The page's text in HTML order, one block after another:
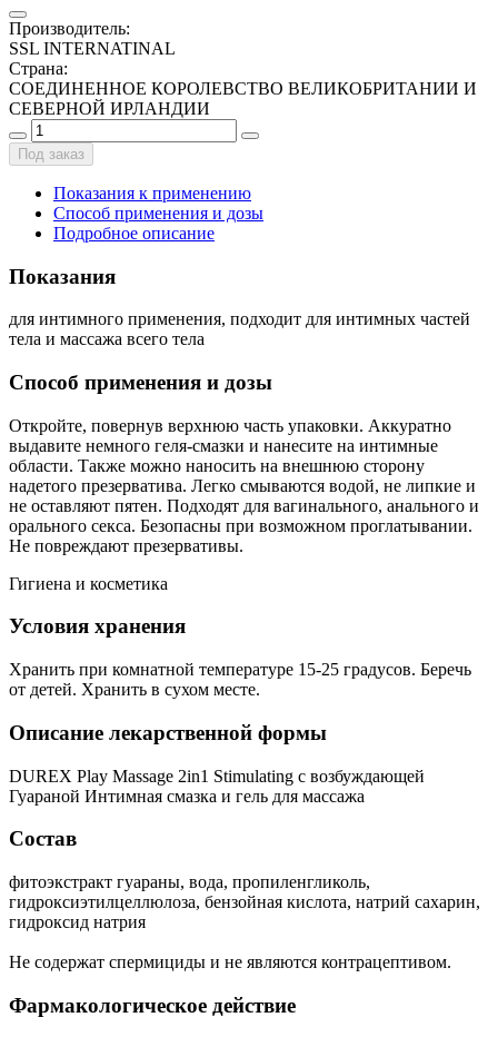
Производитель:
SSL INTERNATINAL
Страна:
СОЕДИНЕННОЕ КОРОЛЕВСТВО ВЕЛИКОБРИТАНИИ И
СЕВЕРНОЙ ИРЛАНДИИ
Под заказ
Показания к применению
Способ применения и дозы
Подробное описание
Показания
для интимного применения, подходит для интимных частей
тела и массажа всего тела
Способ применения и дозы
Откройте, повернув верхнюю часть упаковки. Аккуратно
выдавите немного геля-смазки и нанесите на интимные
области. Также можно наносить на внешнюю сторону
надетого презерватива. Легко смываются водой, не липкие и
не оставляют пятен. Подходят для вагинального, анального и
орального секса. Безопасны при возможном проглатывании.
Не повреждают презервативы.
Гигиена и косметика
Условия хранения
Хранить при комнатной температуре 15-25 градусов. Беречь
от детей. Хранить в сухом месте.
Описание лекарственной формы
DUREX Play Massage 2in1 Stimulating с возбуждающей
Гуараной Интимная смазка и гель для массажа
Состав
фитоэкстракт гуараны, вода, пропиленгликоль,
гидроксиэтилцеллюлоза, бензойная кислота, натрий сахарин,
гидроксид натрия
Не содержат спермициды и не являются контрацептивом.
Фармакологическое действие